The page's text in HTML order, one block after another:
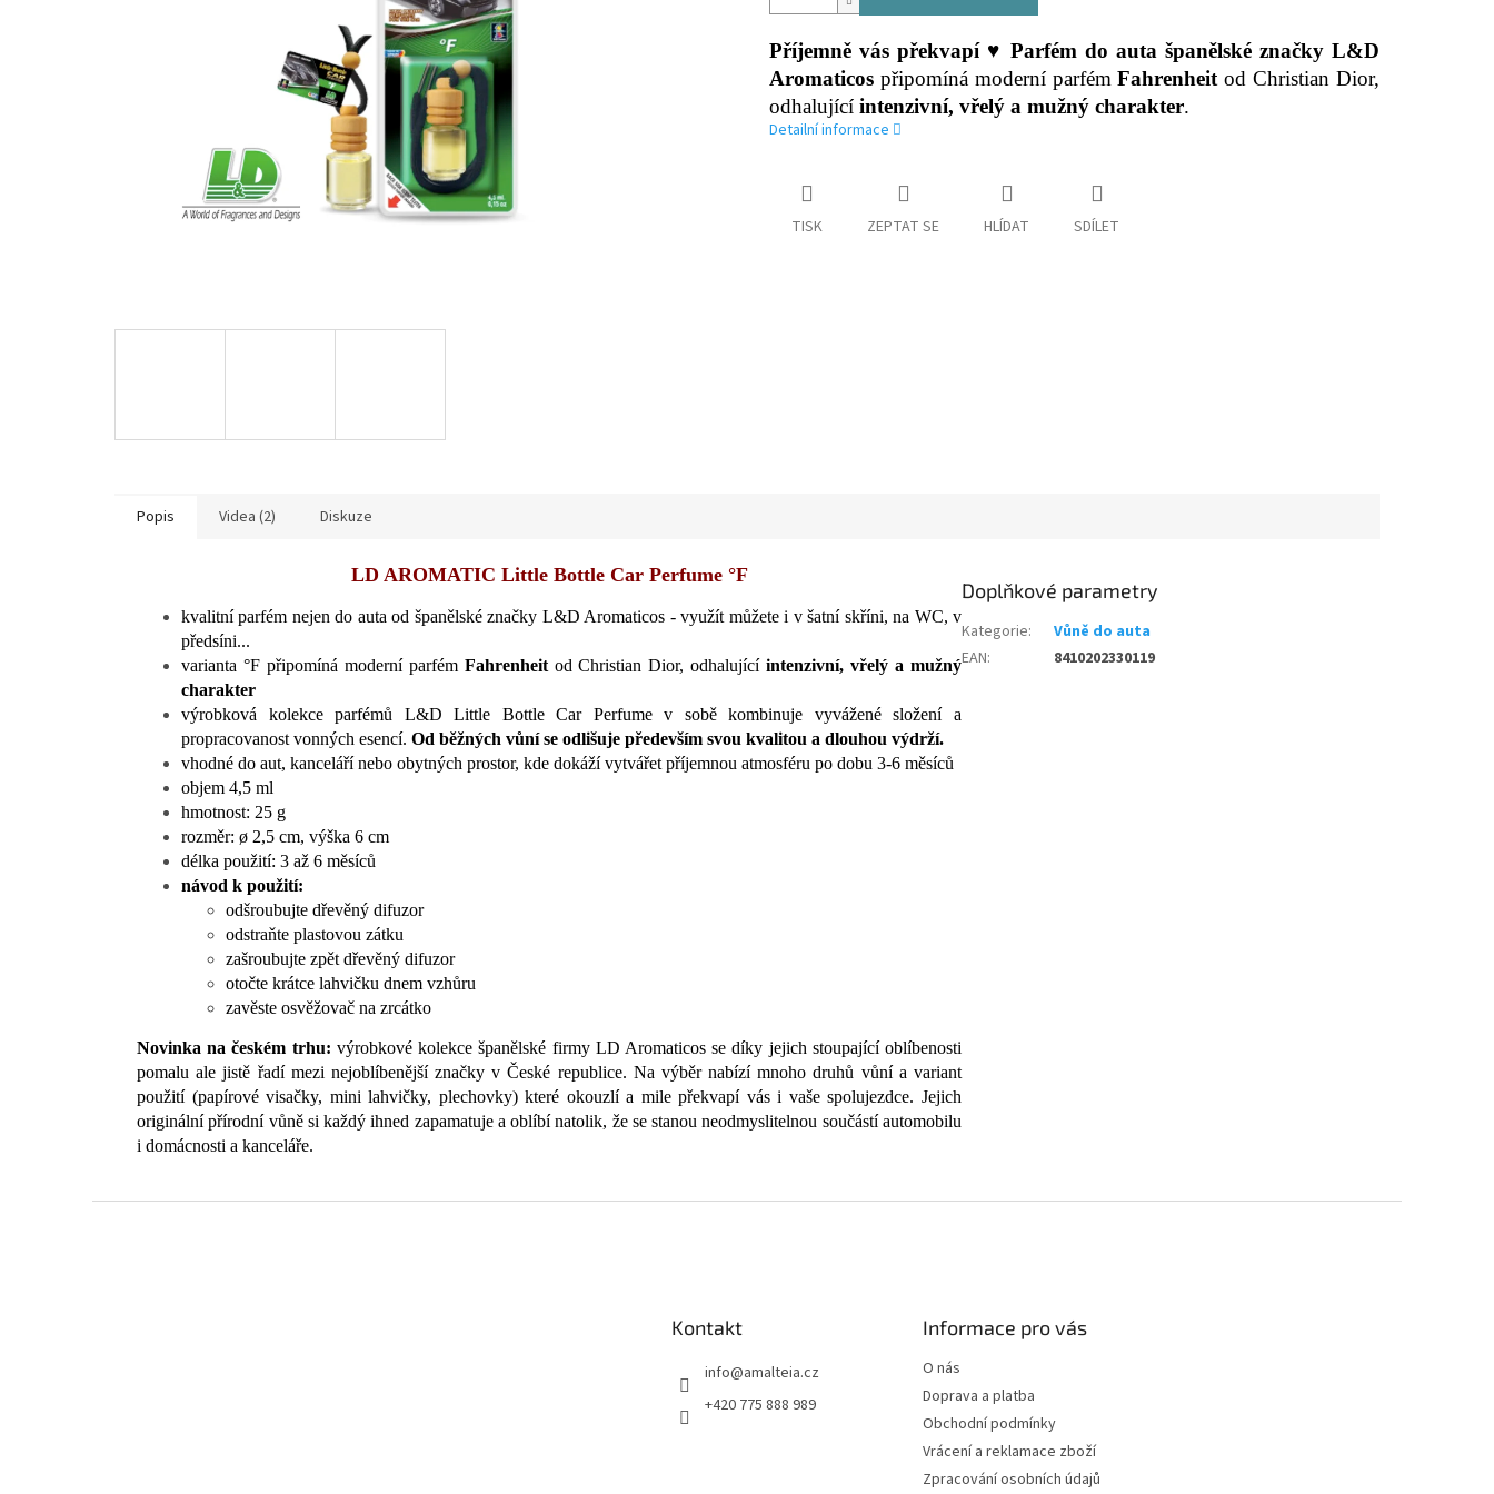
Příjemně vás překvapí ♥ Parfém do auta španělské značky L&D
Aromaticos připomíná moderní parfémFahrenheitod Christian Dior,
odhalující intenzivní, vřelý a mužný charakter.
Detailní informace
TISK ZEPTAT SE HLÍDAT SDÍLET
Popis Videa (2) Diskuze
LD AROMATIC Little Bottle Car Perfume °F
kvalitní parfém nejen do auta od španělské značky L&D Aromaticos - využít můžete i v šatní skříni, na WC, v
předsíni...
varianta °F připomíná moderní parfém Fahrenheitod Christian Dior, odhalujícíintenzivní, vřelý a mužný
charakter
výrobková kolekceparfémů L&D Little Bottle Car Perfume v sobě kombinuje vyvážené složení a
propracovanost vonných esencí. Od běžných vůní se odlišuje především svou kvalitou a dlouhou výdrží.
vhodné do aut, kanceláří nebo obytných prostor, kde dokáží vytvářet příjemnou atmosféru po dobu 3-6 měsíců
objem 4,5 ml
hmotnost: 25 g
rozměr: ø 2,5 cm, výška 6 cm
délka použití: 3 až 6 měsíců
návod k použití:
odšroubujte dřevěný difuzor
odstraňte plastovou zátku
zašroubujte zpět dřevěný difuzor
otočte krátce lahvičku dnem vzhůru
zavěste osvěžovač na zrcátko
Novinka na českém trhu: výrobkové kolekce španělské firmy LD Aromaticos se díky jejich stoupající oblíbenosti
pomalu ale jistě řadí mezi nejoblíbenější značky v České republice. Na výběr nabízí mnoho druhů vůní a variant
použití (papírové visačky, mini lahvičky, plechovky) které okouzlí a mile překvapí vás i vaše spolujezdce. Jejich
originální přírodní vůně si každý ihned zapamatuje a oblíbí natolik, že se stanou neodmyslitelnou součástí automobilu
i domácnosti a kanceláře.
Doplňkové parametry
Kategorie:
Vůně do auta
EAN: 8410202330119
Kontakt
info@amalteia.cz
+420 775 888 989
Informace pro vás
O nás
Doprava a platba
Obchodní podmínky
Vrácení a reklamace zboží
Zpracování osobních údajů